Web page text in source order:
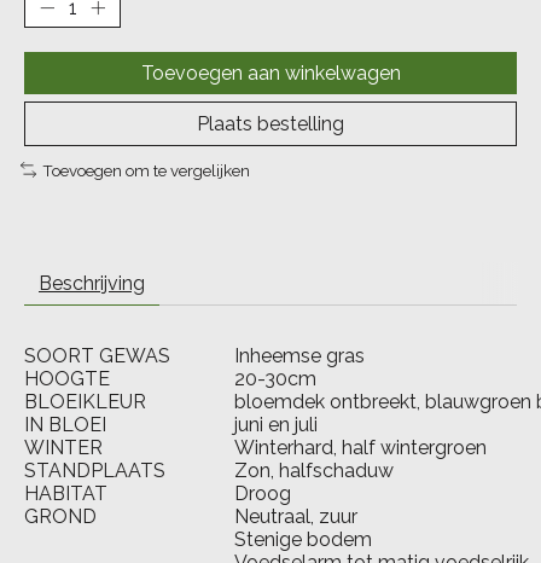
Toevoegen aan winkelwagen
Plaats bestelling
Toevoegen om te vergelijken
Beschrijving
SOORT GEWAS
Inheemse gras
HOOGTE
20-30cm
BLOEIKLEUR
bloemdek ontbreekt, blauwgroen
IN BLOEI
juni en juli
WINTER
Winterhard, half wintergroen
STANDPLAATS
Zon, halfschaduw
HABITAT
Droog
GROND
Neutraal, zuur
Stenige bodem